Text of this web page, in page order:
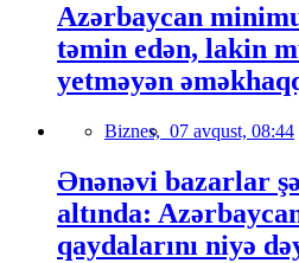
Azərbaycan
təmin edən, lakin
yetməyən
Biznes, 07 avqust, 08:44
Ənənəvi bazarlar
altında:
qaydalarını niyə